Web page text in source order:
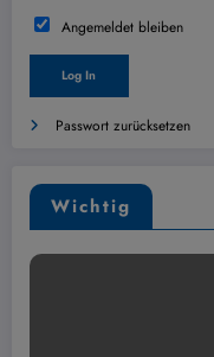
Angemeldet bleiben
Passwort zurücksetzen
Wichtig